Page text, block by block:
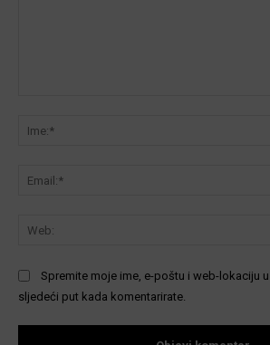
Spremite moje ime, e-poštu i web-lokaciju
sljedeći put kada komentarirate.